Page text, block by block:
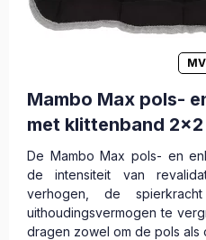
Mambo Max pols-
met klittenband 2x2
De Mambo Max pols- en
de intensiteit van
verhogen, de
uithoudingsvermogen te
dragen zowel om de pols als